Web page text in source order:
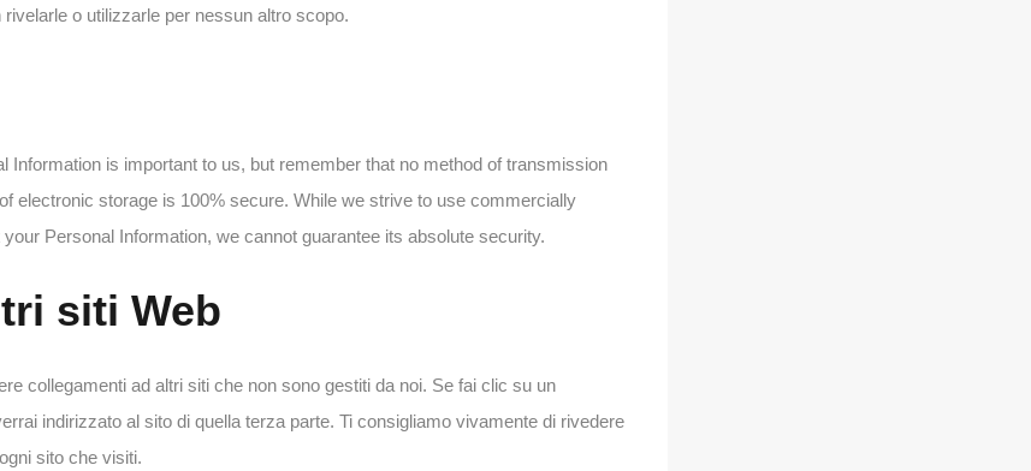
o utilizzarle per nessun altro scopo.
Information is important to us, but remember that no method of transmission
electronic storage is 100% secure. While we strive to use commercially
Personal Information, we cannot guarantee its absolute security.
siti Web
collegamenti ad altri siti che non sono gestiti da noi. Se fai clic su un
indirizzato al sito di quella terza parte. Ti consigliamo vivamente di rivedere
sito che visiti.